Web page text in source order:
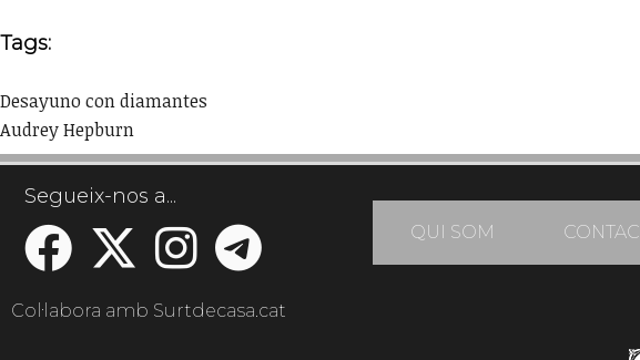
Tags:
Desayuno con diamantes
Audrey Hepburn
Segueix-nos a...
QUI SOM
Col·labora amb Surtdecasa.cat